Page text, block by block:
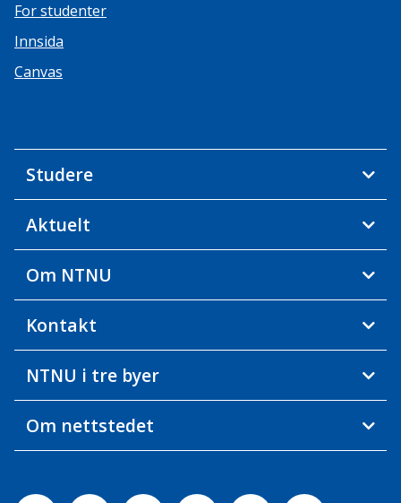
For studenter
Innsida
Canvas
Studere
Aktuelt
Om NTNU
Kontakt
NTNU i tre byer
Om nettstedet